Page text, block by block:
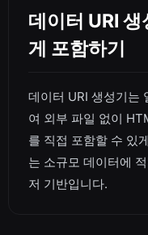
데이터 URI
게 포함하기
데이터 URI 생성기는
여 외부 파일 없이
를 직접 포함할 수 있
는 소규모 데이터에
저 기반입니다.